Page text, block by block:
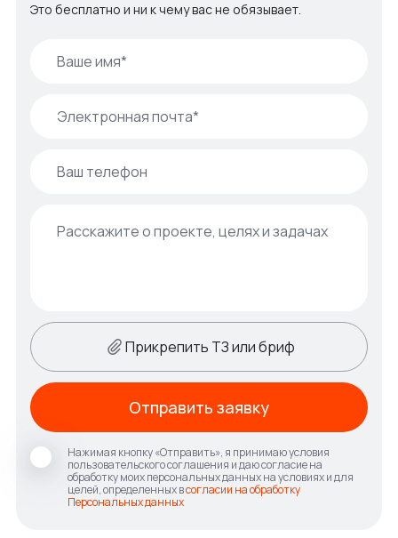
Это бесплатно и ни к чему вас не обязывает.
Прикрепить ТЗ или бриф
Нажимая кнопку «Отправить», я принимаю условия
пользовательского соглашения и даю согласие на
обработку моих персональных данных на условиях и для
целей, определенных всогласии на обработку
Персональных данных
Отправить заявку